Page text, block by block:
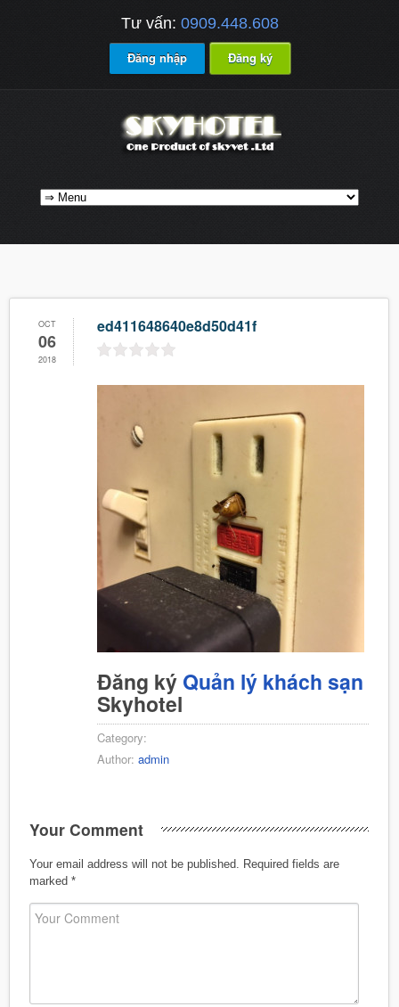
Tư vấn: 0909.448.608
Đăng nhập Đăng ký
OCT
06
2018
ed411648640e8d50d41f
Đăng ký Quản lý khách sạn
Skyhotel
Category:
Author: admin
Your Comment
Your email address will not be published.
Required fields are
marked *